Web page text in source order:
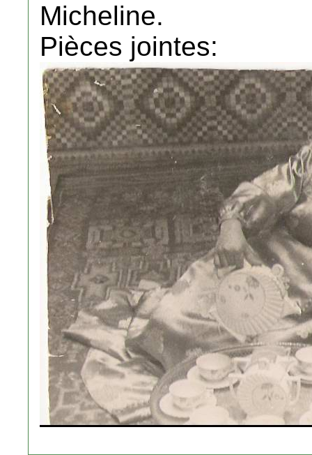
Micheline.
Pièces jointes: